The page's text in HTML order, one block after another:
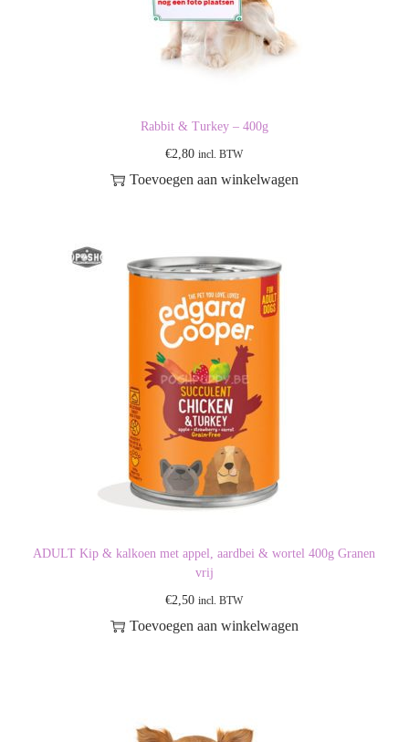
Rabbit & Turkey – 400g
€2,80 incl. BTW
Toevoegen aan winkelwagen
ADULT Kip & kalkoen met appel, aardbei & wortel 400g Granen
vrij
€2,50 incl. BTW
Toevoegen aan winkelwagen